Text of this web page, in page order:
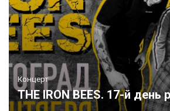
Концерт
THE IRON BEES. 17-й